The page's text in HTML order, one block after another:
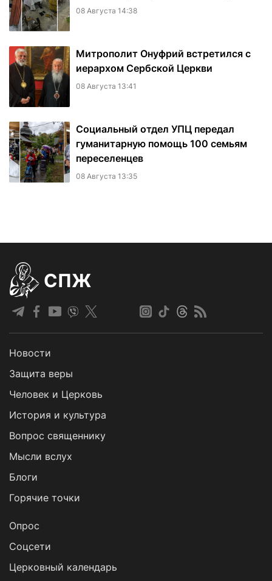
08 Августа 14:38
Митрополит Онуфрий встретился с
иерархом Сербской Церкви
08 Августа 13:41
Социальный отдел УПЦ передал
гуманитарную помощь 100 семьям
переселенцев
08 Августа 13:35
СПЖ
Новости
Защита веры
Человек и Церковь
История и культура
Вопрос священнику
Мысли вслух
Блоги
Горячие точки
Опрос
Cоцсети
Церковный календарь